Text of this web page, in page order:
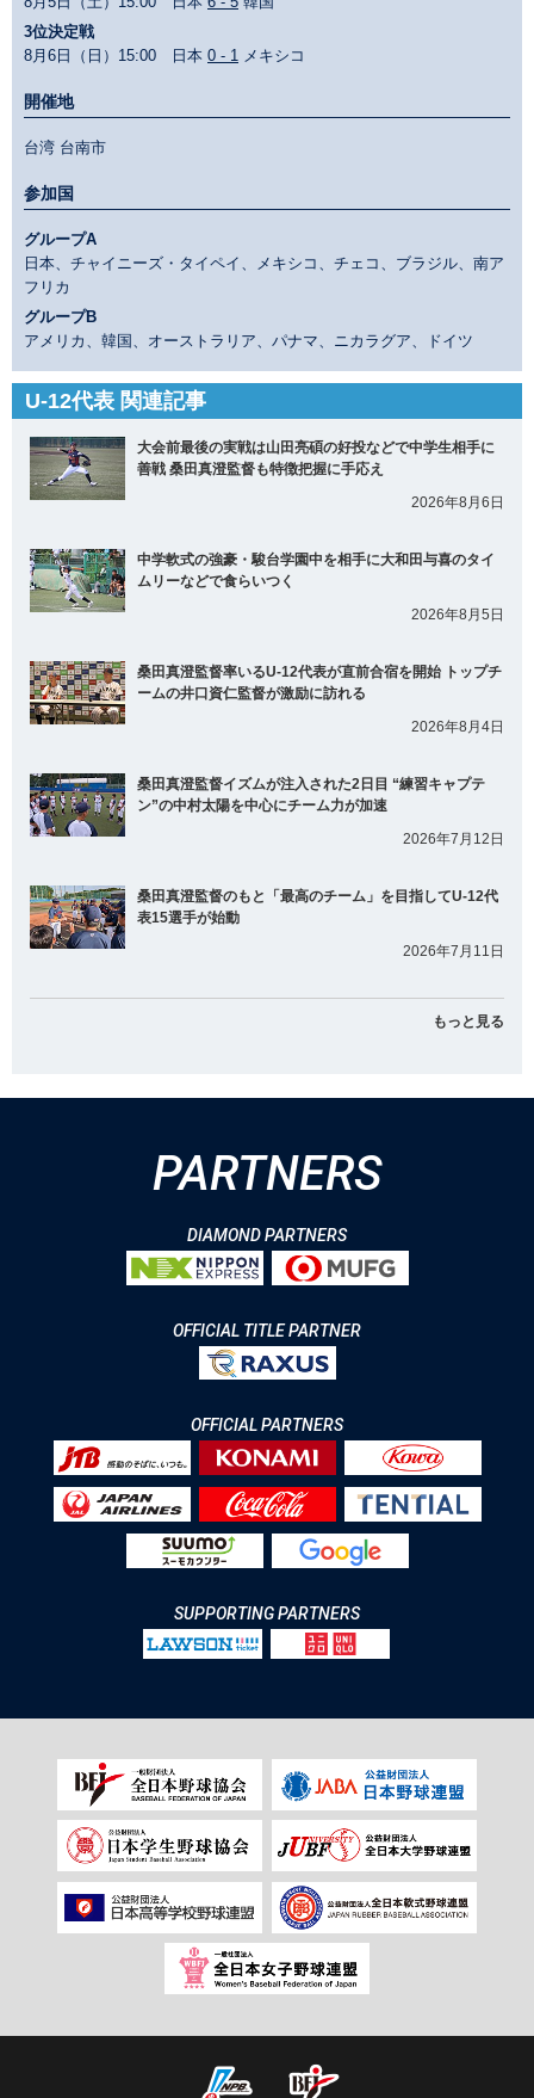
3位決定戦
8月6日（日）15:00 日本 0 - 1 メキシコ
開催地
台湾 台南市
参加国
グループA
日本、チャイニーズ・タイペイ、メキシコ、チェコ、ブラジル、南ア
フリカ
グループB
アメリカ、韓国、オーストラリア、パナマ、ニカラグア、ドイツ
U-12代表 関連記事
大会前最後の実戦は山田亮碩の好投などで中学生相手に
善戦 桑田真澄監督も特徴把握に手応え
2026年8月6日
中学軟式の強豪・駿台学園中を相手に大和田与喜のタイ
ムリーなどで食らいつく
2026年8月5日
桑田真澄監督率いるU-12代表が直前合宿を開始 トップチ
ームの井口資仁監督が激励に訪れる
2026年8月4日
桑田真澄監督イズムが注入された2日目 “練習キャプテ
ン”の中村太陽を中心にチーム力が加速
2026年7月12日
桑田真澄監督のもと「最高のチーム」を目指してU-12代
表15選手が始動
2026年7月11日
もっと見る
PARTNERS
DIAMOND PARTNERS
OFFICIAL TITLE PARTNER
OFFICIAL PARTNERS
SUPPORTING PARTNERS